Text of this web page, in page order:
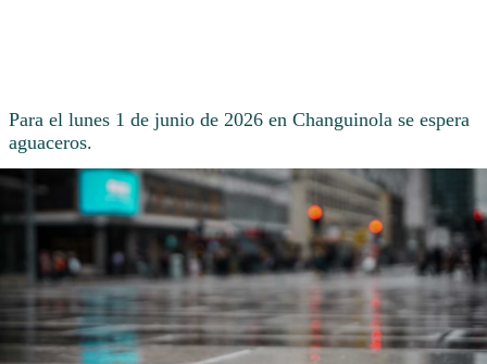
Para el lunes 1 de junio de 2026 en Changuinola se espera
aguaceros.